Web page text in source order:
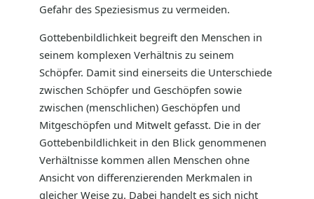
Gefahr des Speziesismus zu vermeiden.
Gottebenbildlichkeit begreift den Menschen in
seinem komplexen Verhältnis zu seinem
Schöpfer. Damit sind einerseits die Unterschiede
zwischen Schöpfer und Geschöpfen sowie
zwischen (menschlichen) Geschöpfen und
Mitgeschöpfen und Mitwelt gefasst. Die in der
Gottebenbildlichkeit in den Blick genommenen
Verhältnisse kommen allen Menschen ohne
Ansicht von differenzierenden Merkmalen in
gleicher Weise zu. Dabei handelt es sich nicht